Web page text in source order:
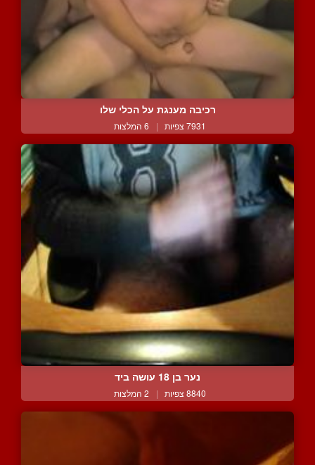
רכיבה מענגת על הכלי שלו
7931 צפיות | 6 המלצות
נער בן 18 עושה ביד
8840 צפיות | 2 המלצות